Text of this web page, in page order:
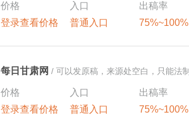
价格
登录查看价格
入口
普通入口
出稿率
75%~100%
每日甘肃网 / 可以发原稿，来源处空白，只能法
价格
登录查看价格
入口
普通入口
出稿率
75%~100%